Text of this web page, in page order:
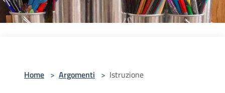
Home > Argomenti > Istruzione